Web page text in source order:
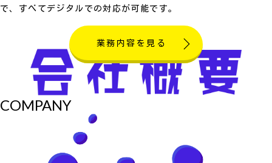
で、すべてデジタルでの対応が可能です。
業務内容を見る
COMPANY